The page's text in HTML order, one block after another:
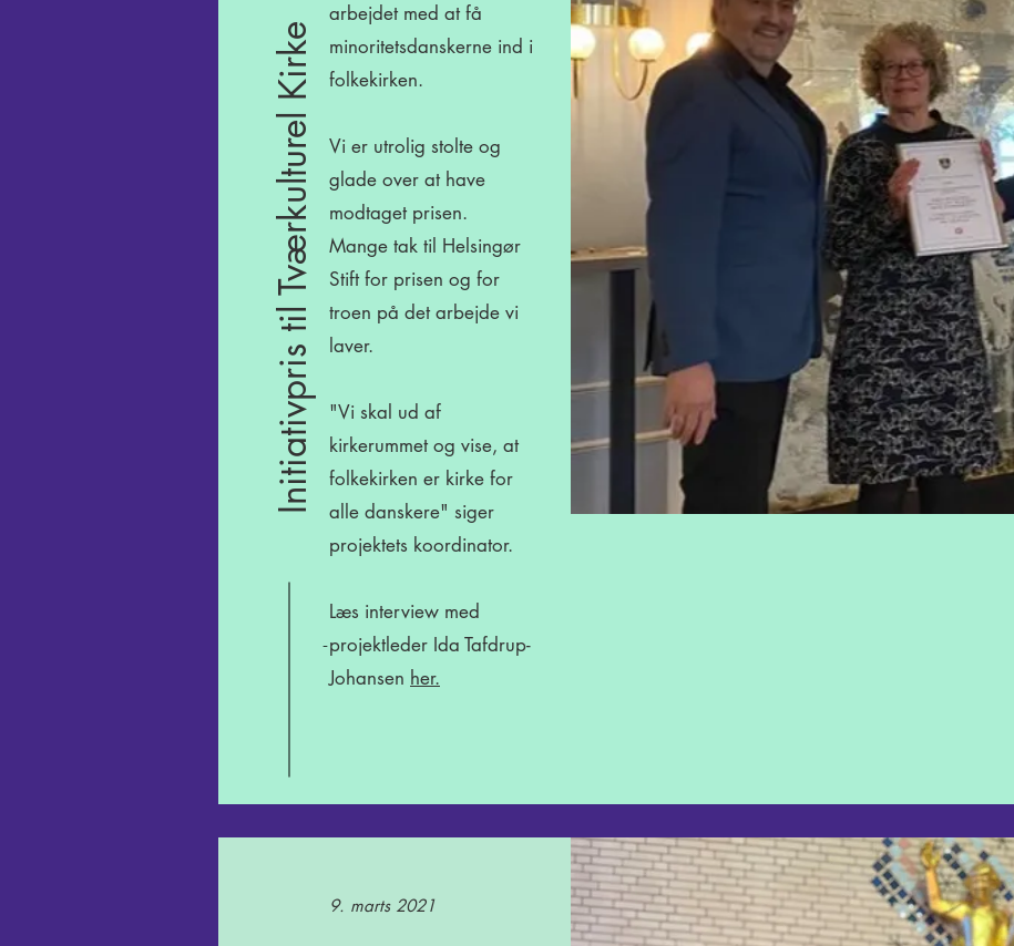
Initiativpris til Tværkulturel Kirke
arbejdet med at få
minoritetsdanskerne ind i
folkekirken.
Vi er utrolig stolte og
glade over at have
modtaget prisen.
Mange tak til Helsingør
Stift for prisen og for
troen på det arbejde vi
laver.
"Vi skal ud af
kirkerummet og vise, at
folkekirken er kirke for
alle danskere" siger
projektets koordinator.
Læs interview med
projektleder Ida Tafdrup-
Johansen her.
-
9. marts 2021